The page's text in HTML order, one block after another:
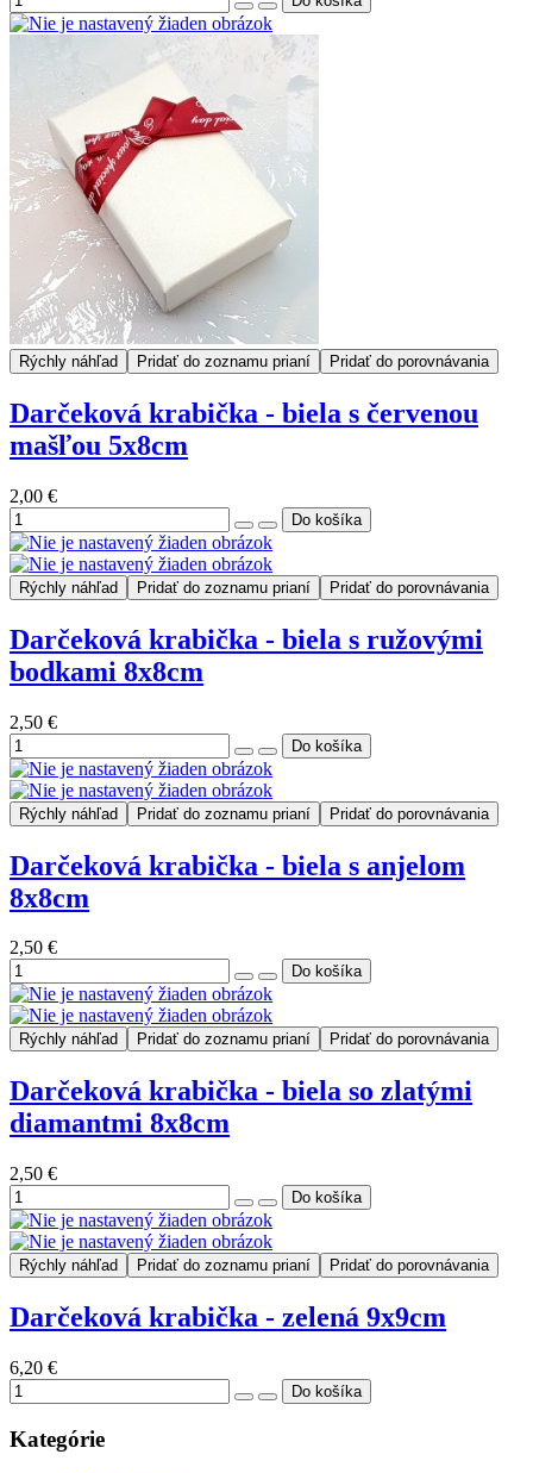
Rýchly náhľad Pridať do zoznamu prianí Pridať do porovnávania
Darčeková krabička - biela s červenou
mašľou 5x8cm
2,00 €
Rýchly náhľad Pridať do zoznamu prianí Pridať do porovnávania
Darčeková krabička - biela s ružovými
bodkami 8x8cm
2,50 €
Rýchly náhľad Pridať do zoznamu prianí Pridať do porovnávania
Darčeková krabička - biela s anjelom
8x8cm
2,50 €
Rýchly náhľad Pridať do zoznamu prianí Pridať do porovnávania
Darčeková krabička - biela so zlatými
diamantmi 8x8cm
2,50 €
Rýchly náhľad Pridať do zoznamu prianí Pridať do porovnávania
Darčeková krabička - zelená 9x9cm
6,20 €
Kategórie